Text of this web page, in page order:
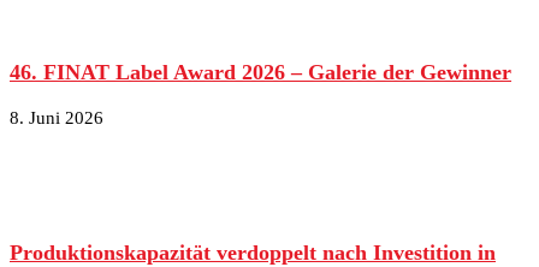
46. FINAT Label Award 2026 – Galerie der Gewinner
8. Juni 2026
Produktionskapazität verdoppelt nach Investition in